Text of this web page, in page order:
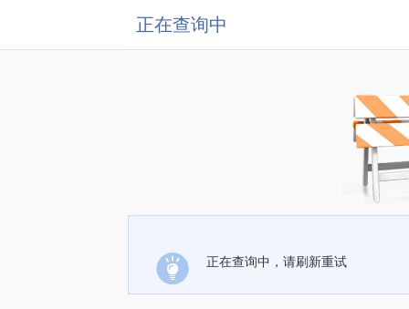
正在查询中
正在查询中，请刷新重试